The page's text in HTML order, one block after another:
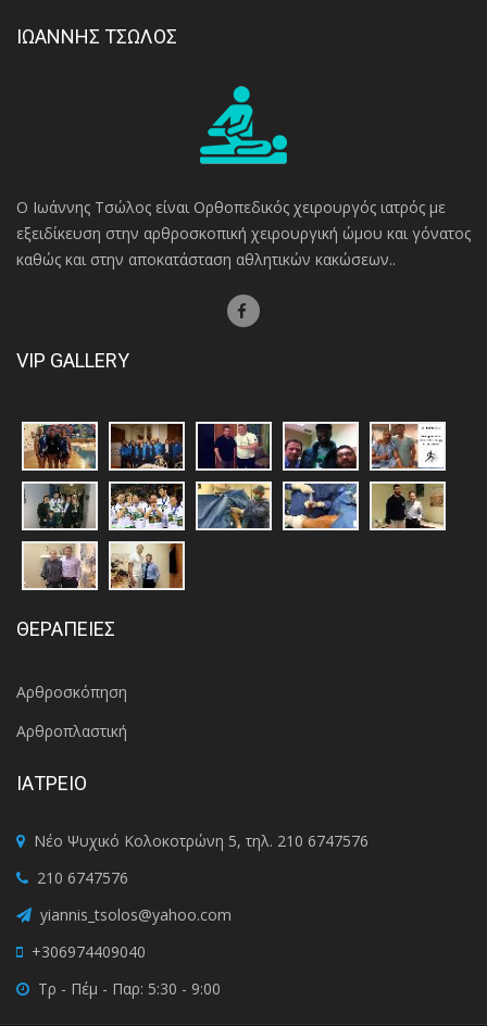
ΙΩΑΝΝΗΣ ΤΣΩΛΟΣ
Ο Ιωάννης Τσώλος είναι Ορθοπεδικός χειρουργός ιατρός με
εξειδίκευση στην αρθροσκοπική χειρουργική ώμου και γόνατος
καθώς και στην αποκατάσταση αθλητικών κακώσεων..
VIP GALLERY
ΘΕΡΑΠΕΙΕΣ
Αρθροσκόπηση
Αρθροπλαστική
ΙΑΤΡΕΙΟ
Νέο Ψυχικό Κολοκοτρώνη 5, τηλ. 210 6747576
210 6747576
yiannis_tsolos@yahoo.com
+306974409040
Τρ - Πέμ - Παρ: 5:30 - 9:00